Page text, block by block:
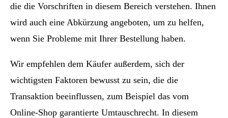
die die Vorschriften in diesem Bereich verstehen. Ihnen
wird auch eine Abkürzung angeboten, um zu helfen,
wenn Sie Probleme mit Ihrer Bestellung haben.
Wir empfehlen dem Käufer außerdem, sich der
wichtigsten Faktoren bewusst zu sein, die die
Transaktion beeinflussen, zum Beispiel das vom
Online-Shop garantierte Umtauschrecht. In diesem